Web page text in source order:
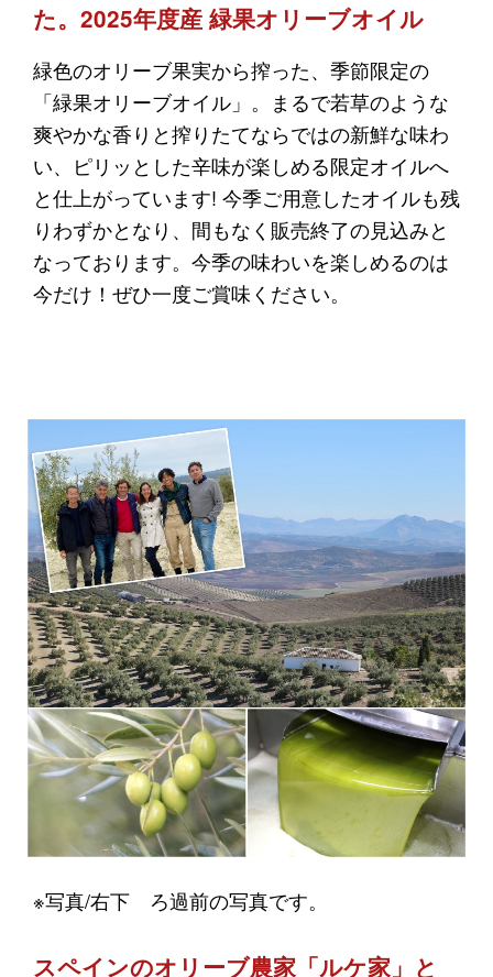
た。2025年度産 緑果オリーブオイル
緑色のオリーブ果実から搾った、季節限定の
「緑果オリーブオイル」。まるで若草のような
爽やかな香りと搾りたてならではの新鮮な味わ
い、ピリッとした辛味が楽しめる限定オイルへ
と仕上がっています! 今季ご用意したオイルも残
りわずかとなり、間もなく販売終了の見込みと
なっております。今季の味わいを楽しめるのは
今だけ！ぜひ一度ご賞味ください。
※写真/右下 ろ過前の写真です。
スペインのオリーブ農家「ルケ家」と